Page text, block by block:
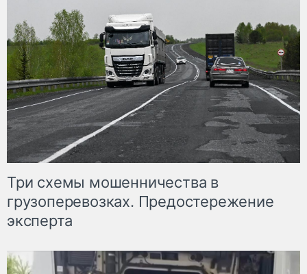
Три схемы мошенничества в
грузоперевозках. Предостережение
эксперта